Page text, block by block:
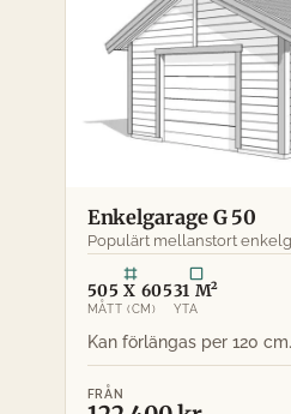
Enkelgarage G 50
Populärt mellanstort
505 X 605
MÅTT (CM)
31 M²
YTA
FRÅN